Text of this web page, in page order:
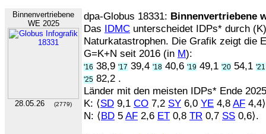
Binnenvertriebene
WE 2025
28.05.26 (2779)
dpa-Globus 18331: Binnenvertriebene
Das IDMC unterscheidet IDPs* durch
Naturkatastrophen. Die Grafik zeigt die
G=K+N seit 2016 (in M):
'16 38,9 '17 39,4 '18 40,6 '19 49,1 '20 54,1 '21
'25 82,2 .
Länder mit den meisten IDPs* Ende
K: ⟨SD 9,1 CO 7,2 SY 6,0 YE 4,8 AF 4,4⟩
N: ⟨BD 5 AF 2,6 ET 0,8 TR 0,7 SS 0,6⟩.